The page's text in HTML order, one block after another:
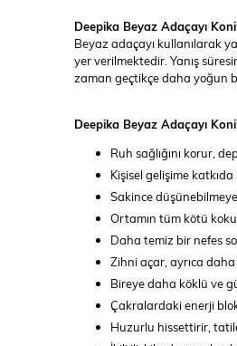
Deepika Beyaz Adaçayı
Beyaz adaçayı kullanılarak
yer verilmektedir. Yanış
zaman geçtikçe daha yoğun
Deepika Beyaz Adaçayı
Ruh sağlığını korur,
Kişisel gelişime
Sakince
Ortamın tüm kötü
Daha temiz bir nefes
Zihni açar, ayrıca
Bireye daha köklü ve
Çakralardaki enerji
Huzurlu hissettirir,